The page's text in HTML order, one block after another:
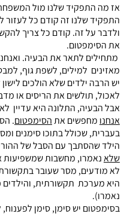
אז מה התפקיד שלנו מול
התפקיד שלנו זה קודם כל
ולדבר על זה. קודם כל צריך
את הסימפטום.
מתחילים לתאר את הבעיה.
מאזינים למילים, לשפת גוף,
יש הרבה ילדים שלא הולכים
לאכול, תולשים את הריסים או
אבל הבעיה, התלונה היא עדיין
אנחנו מחפשים אתהסימפטום.
בעברית, שכולל בתוכו סימנים
הילד שהסתבך עם הסבל של
שלאנאמרו, מחשבות שמשפיעות
לא מודעים, מסר שעובר
היא מערכת תקשורתית,
נאמרו).
בסימפטום יש סימן, סימן